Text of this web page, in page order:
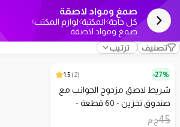
صمغ ومواد لاصقة
كل حاجة المكتبة لوازم المكتب
صمغ ومواد لاصقة
تصنيف
ترتيب
27%-
(
2
)
1.5
شريط لاصق مزدوج الجوانب مع
صندوق تخزين - 60 قطعة -
شفاف
45ج.م